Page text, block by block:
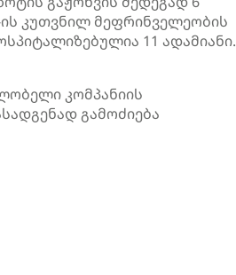
ის კუთვნილ მეფრინველეობის
11 ადამიანი.
კომპანიის
გამოძიება